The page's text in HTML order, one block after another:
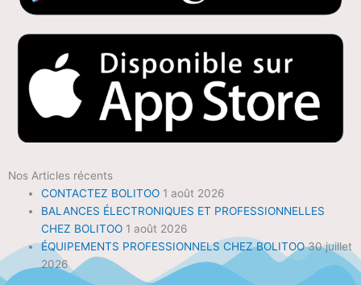
Nos Articles récents
CONTACTEZ BOLITOO 1 août 2026
BALANCES ÉLECTRONIQUES ET PROFESSIONNELLES
CHEZ BOLITOO 1 août 2026
ÉQUIPEMENTS PROFESSIONNELS CHEZ BOLITOO 30 juillet
2026